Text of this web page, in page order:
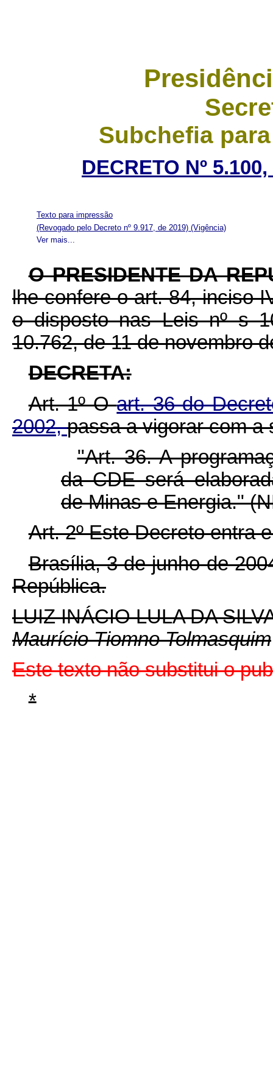
Subchefia
DECRETO Nº
Texto para impressão
Ver mais...
(Revogado pelo Decreto nº 9.917, de 2019) (Vigência)
O PRESIDENTE DA
lhe confere o art. 84, inciso
o disposto nas Leis nº s
10.762, de 11 de novembro
DECRETA:
Art. 1º Oart. 36 do
2002,passa a vigorar com a
"Art. 36. A
da CDE será
de Minas e Energia."
Art. 2º Este Decreto entra
Brasília, 3 de junho de
República.
LUIZ INÁCIO LULA DA
Maurício Tiomno Tolmasquim
Este texto não substitui o
*